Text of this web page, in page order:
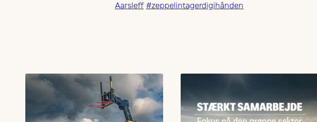
Aarsleff #zeppelintagerdigihånden